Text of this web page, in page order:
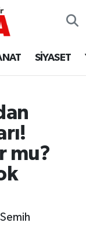
SİYASET
mu?